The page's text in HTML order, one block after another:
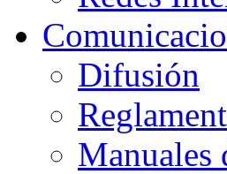
Difusión
Manuales